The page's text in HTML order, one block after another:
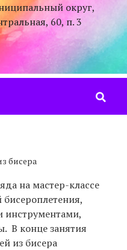
округ,
60, п. 3
бисера
на мастер-классе
инструментами,
В конце занятия
из бисера